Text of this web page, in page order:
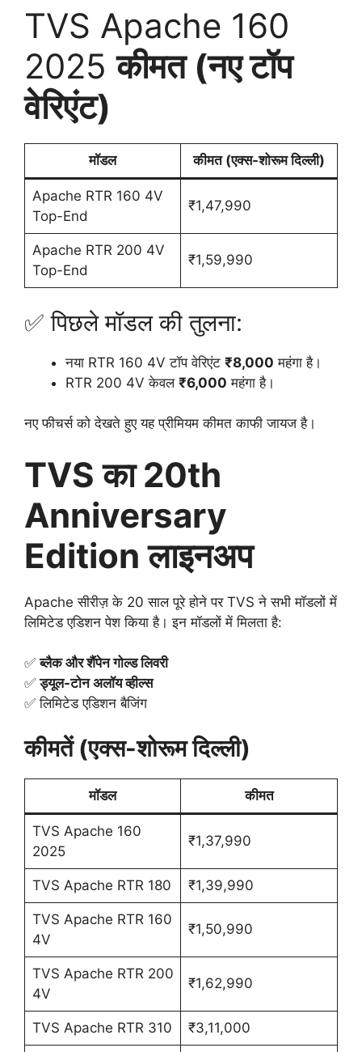
TVS Apache 160
2025कीमत (नए टॉप
वेरिएंट)
मॉडल कीमत (एक्स-शोरूम दिल्ली)
Apache RTR 160 4V
Top-End
₹1,47,990
Apache RTR 200 4V
Top-End
₹1,59,990
✅ पिछले मॉडल की तुलना:
नया RTR 160 4V टॉप वेरिएंट ₹8,000 महंगा है।
RTR 200 4V केवल ₹6,000 महंगा है।
नए फीचर्स को देखते हुए यह प्रीमियम कीमत काफी जायज है।
TVS का 20th
Anniversary
Edition लाइनअप
Apache सीरीज़ के 20 साल पूरे होने पर TVS ने सभी मॉडलों में
लिमिटेड एडिशन पेश किया है। इन मॉडलों में मिलता है:
✅ब्लैक और शैंपेन गोल्ड लिवरी
✅ड्यूल-टोन अलॉय व्हील्स
✅ लिमिटेड एडिशन बैजिंग
कीमतें (एक्स-शोरूम दिल्ली)
मॉडल कीमत
TVS Apache 160
2025
₹1,37,990
TVS Apache RTR 180 ₹1,39,990
TVS Apache RTR 160
4V
₹1,50,990
TVS Apache RTR 200
4V
₹1,62,990
TVS Apache RTR 310 ₹3,11,000